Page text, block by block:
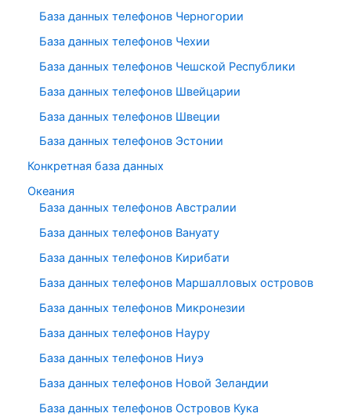
База данных телефонов Черногории
База данных телефонов Чехии
База данных телефонов Чешской Республики
База данных телефонов Швейцарии
База данных телефонов Швеции
База данных телефонов Эстонии
Конкретная база данных
Океания
База данных телефонов Австралии
База данных телефонов Вануату
База данных телефонов Кирибати
База данных телефонов Маршалловых островов
База данных телефонов Микронезии
База данных телефонов Науру
База данных телефонов Ниуэ
База данных телефонов Новой Зеландии
База данных телефонов Островов Кука